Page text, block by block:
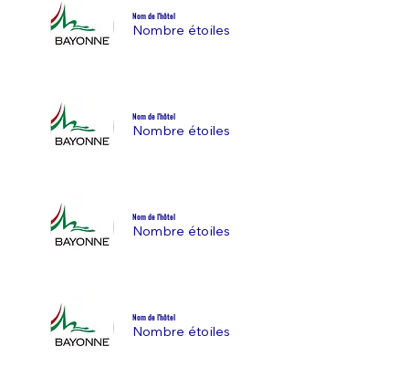
Nom de l'hôtel
Nombre étoiles
Nom de l'hôtel
Nombre étoiles
Nom de l'hôtel
Nombre étoiles
Nom de l'hôtel
Nombre étoiles